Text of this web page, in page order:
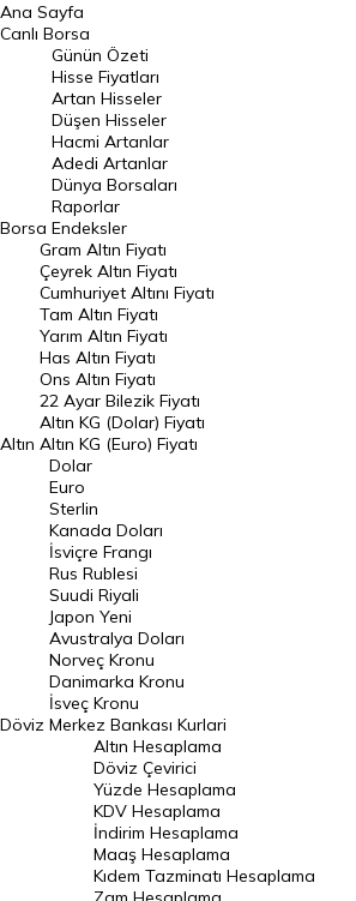
BIST 100 Hisseleri
En Çok Artan Hisseler
En Çok Düşen Hisseler
Hacmi Artanlar
Geçmiş Kapanışlar
Dünya Borsaları
Raporlar
Endeksler
DÖVİZ
Döviz Kuru
Dolar Kuru
Euro Kuru
Pound Kuru
Frank Kuru
Riyal Kuru
Avustralya Doları
Danimarka Kronu Kuru
Kanada Doları Kuru
Norveç Kronu Kuru
İsveç Kronu Kuru
Japon Yeni Kuru
Serbest Piyasa Döviz Kurları
Merkez Bankası Döviz Kurları
Ana Sayfa
Canlı Borsa
Borsa
Günün Özeti
Hisse Fiyatları
Artan Hisseler
Düşen Hisseler
Hacmi Artanlar
Adedi Artanlar
Dünya Borsaları
Raporlar
Endeksler
Altın
Gram Altın Fiyatı
Çeyrek Altın Fiyatı
Cumhuriyet Altını Fiyatı
Tam Altın Fiyatı
Yarım Altın Fiyatı
Has Altın Fiyatı
Ons Altın Fiyatı
22 Ayar Bilezik Fiyatı
Altın KG (Dolar) Fiyatı
Altın KG (Euro) Fiyatı
Döviz
Dolar
Euro
Sterlin
Kanada Doları
İsviçre Frangı
Rus Rublesi
Suudi Riyali
Japon Yeni
Avustralya Doları
Norveç Kronu
Danimarka Kronu
İsveç Kronu
Merkez Bankası Kurlari
Altın Hesaplama
Döviz Çevirici
Yüzde Hesaplama
KDV Hesaplama
İndirim Hesaplama
Maaş Hesaplama
Kıdem Tazminatı Hesaplama